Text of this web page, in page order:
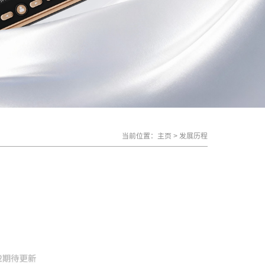
当前位置： 主页 > 发展历程